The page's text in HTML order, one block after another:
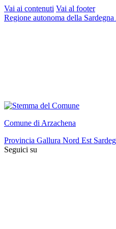
Vai ai contenuti Vai al footer
Regione autonoma della Sardegna
Comune di Arzachena
Provincia Gallura Nord Est
Seguici su